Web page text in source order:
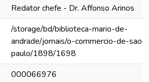
Redator chefe - Dr. Affonso Arinos
/storage/bd/biblioteca-mario-de-
andrade/jornais/o-commercio-de-sao-
paulo/1898/1698
000066976